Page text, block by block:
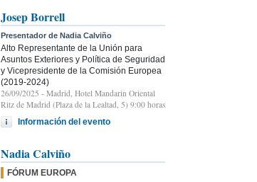
Josep Borrell
Presentador de Nadia Calviño
Alto Representante de la Unión para
Asuntos Exteriores y Política de Seguridad
y Vicepresidente de la Comisión Europea
(2019-2024)
26/09/2025 - Madrid, Hotel Mandarin Oriental
Ritz de Madrid (Plaza de la Lealtad, 5) 9:00 horas
Información del evento
Nadia Calviño
FÓRUM EUROPA